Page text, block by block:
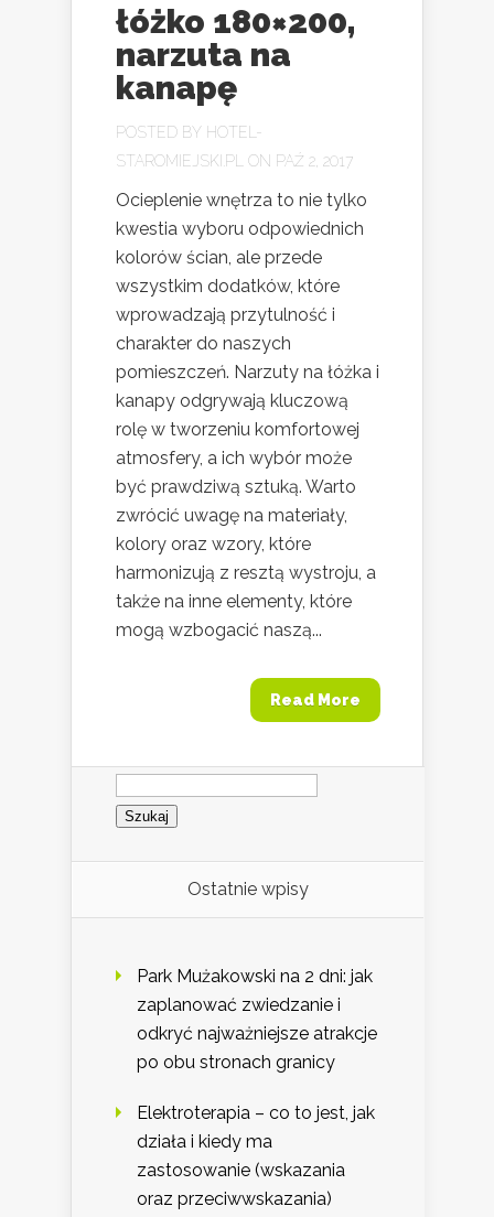
łóżko 180×200,
narzuta na
kanapę
POSTED BY HOTEL-
STAROMIEJSKI.PL
ON PAŹ 2, 2017
Ocieplenie wnętrza to nie tylko
kwestia wyboru odpowiednich
kolorów ścian, ale przede
wszystkim dodatków, które
wprowadzają przytulność i
charakter do naszych
pomieszczeń. Narzuty na łóżka i
kanapy odgrywają kluczową
rolę w tworzeniu komfortowej
atmosfery, a ich wybór może
być prawdziwą sztuką. Warto
zwrócić uwagę na materiały,
kolory oraz wzory, które
harmonizują z resztą wystroju, a
także na inne elementy, które
mogą wzbogacić naszą...
Read More
Szukaj:
Ostatnie wpisy
Park Mużakowski na 2 dni: jak
zaplanować zwiedzanie i
odkryć najważniejsze atrakcje
po obu stronach granicy
Elektroterapia – co to jest, jak
działa i kiedy ma
zastosowanie (wskazania
oraz przeciwwskazania)